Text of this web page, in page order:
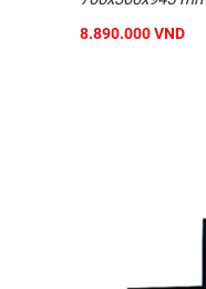
8.890.000 VND